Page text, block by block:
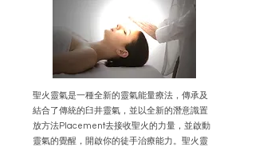
聖火靈氣是一種全新的靈氣能量療法，傳承及
結合了傳統的臼井靈氣，並以全新的潛意識置
放方法Placement去接收聖火的力量，並啟動
靈氣的覺醒，開啟你的徒手治療能力。聖火靈